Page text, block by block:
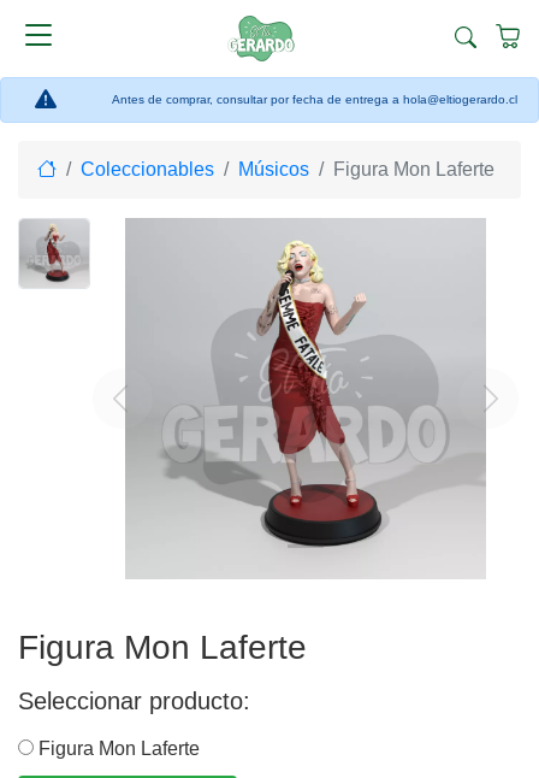
Antes de comprar, consultar por fecha de entrega a hola@eltiogerardo.cl
HomeColeccionables Músicos Figura Mon Laferte
Previous Next
Figura Mon Laferte
Seleccionar producto:
Figura Mon Laferte